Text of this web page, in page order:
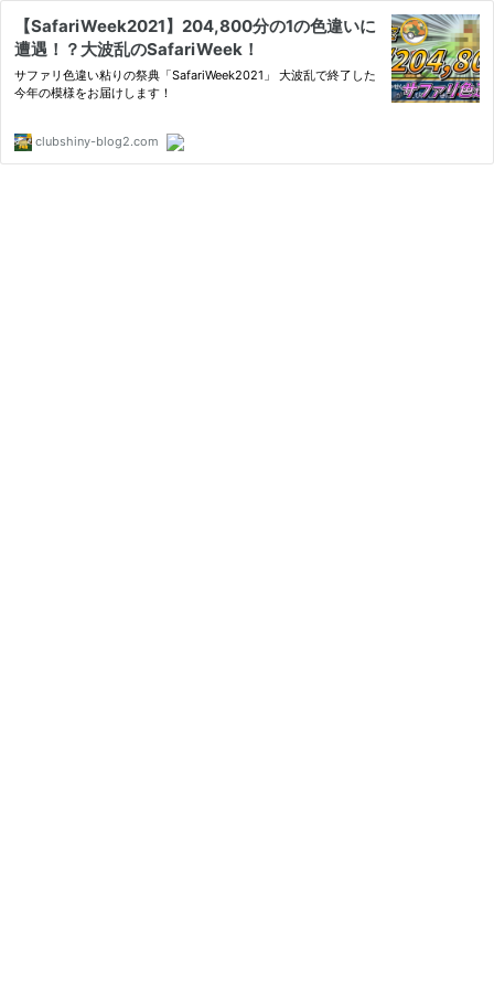
【SafariWeek2021】204,800分の1の色違いに
遭遇！？大波乱のSafariWeek！
サファリ色違い粘りの祭典「SafariWeek2021」 大波乱で終了した
今年の模様をお届けします！
clubshiny-blog2.com